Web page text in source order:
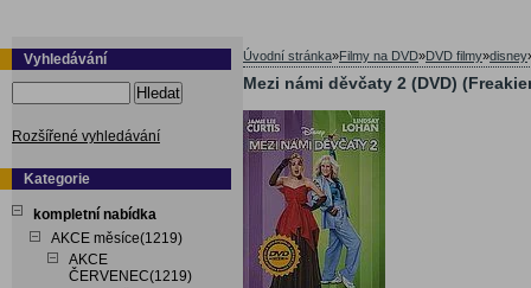
Vyhledávání
Hledat
Rozšířené vyhledávání
Kategorie
kompletní nabídka
AKCE měsíce(1219)
AKCE
ČERVENEC(1219)
Úvodní stránka»Filmy na DVD»DVD filmy»disney
Mezi námi děvčaty 2 (DVD)